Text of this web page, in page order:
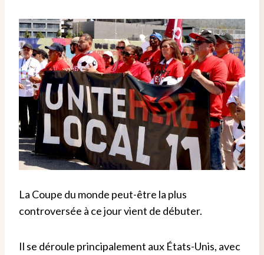
La Coupe du monde peut-être la plus
controversée à ce jour vient de débuter.
Il se déroule principalement aux États-Unis, avec